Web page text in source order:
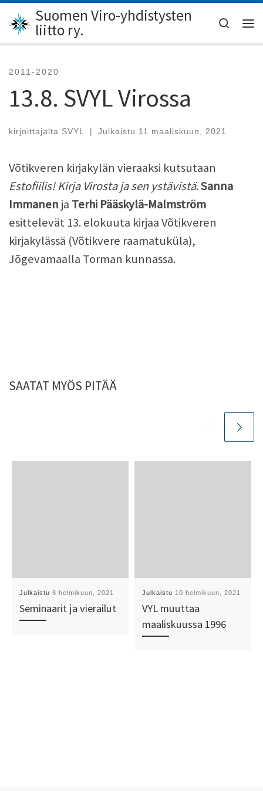
Skip to content
Suomen Viro-yhdistysten
liitto ry.
Search
2011-2020
13.8. SVYL Virossa
kirjoittajalta SVYL | Julkaistu 11 maaliskuun, 2021
Võtikveren kirjakylän vieraaksi kutsutaan
Estofiilis! Kirja Virosta ja sen ystävistä.Sanna
Immanen ja Terhi Pääskylä-Malmström
esittelevät 13. elokuuta kirjaa Võtikveren
kirjakylässä (Võtikvere raamatuküla),
Jõgevamaalla Torman kunnassa.
SAATAT MYÖS PITÄÄ
Julkaistu8 helmikuun, 2021
Seminaarit ja vierailut
Julkaistu 10 helmikuun, 2021
VYL muuttaa
maaliskuussa 1996